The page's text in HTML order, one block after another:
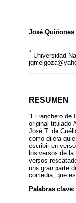
José Quiñones
a
Universidad
RESUMEN
“El ranchero de
original titulado
José T. de
como dijera
escribir en
los versos de
versos
una gran parte
comedia, que
Palabras clave: